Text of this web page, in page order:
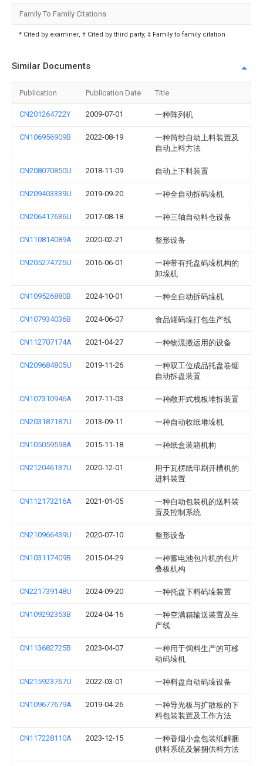
Family To Family Citations
* Cited by examiner, † Cited by third party, ‡ Family to family citation
Similar Documents
Publication Publication Date Title
CN201264722Y 2009-07-01 一种阵列机
CN106956909B 2022-08-19
一种筒纱自动上料装置及
自动上料方法
CN208070850U 2018-11-09 自动上下料装置
CN209403339U 2019-09-20 一种全自动拆码垛机
CN206417636U 2017-08-18 一种三轴自动料仓设备
CN110814089A 2020-02-21 整形设备
CN205274725U 2016-06-01
一种带有托盘码垛机构的
卸垛机
CN109526880B 2024-10-01 一种全自动拆码垛机
CN107934036B 2024-06-07 食品罐码垛打包生产线
CN112707174A 2021-04-27 一种物流搬运用的设备
CN209684805U 2019-11-26
一种双工位成品托盘卷烟
自动拆盘装置
CN107310946A 2017-11-03 一种敞开式栈板堆拆装置
CN203187187U 2013-09-11 一种自动收纸堆垛机
CN105059598A 2015-11-18 一种纸盒装箱机构
CN212046137U 2020-12-01
用于瓦楞纸印刷开槽机的
进料装置
CN112173216A 2021-01-05
一种自动包装机的送料装
置及控制系统
CN210966439U 2020-07-10 整形设备
CN103117409B 2015-04-29
一种蓄电池包片机的包片
叠板机构
CN221739148U 2024-09-20 一种托盘下料码垛装置
CN109292353B 2024-04-16
一种空满箱输送装置及生
产线
CN113682725B 2023-04-07
一种用于饲料生产的可移
动码垛机
CN215923767U 2022-03-01 一种料盘自动码垛设备
CN109677679A 2019-04-26
一种导光板与扩散板的下
料包装装置及工作方法
CN117228110A 2023-12-15
一种香烟小盒包装纸解捆
供料系统及解捆供料方法